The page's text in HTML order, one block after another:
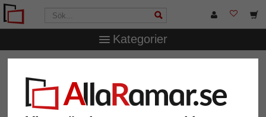
Kategorier
Aluminiumram Mega